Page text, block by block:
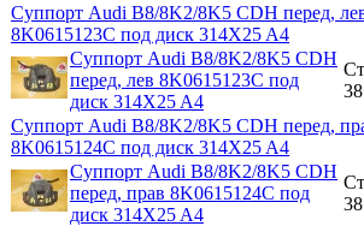
Суппорт Audi B8/8K2/8K5 CDH перед,
8K0615123C под диск 314X25 A4
Суппорт Audi B8/8K2/8K5 CDH
перед, лев 8K0615123C под
диск 314X25 A4
Суппорт Audi B8/8K2/8K5 CDH перед,
8K0615124C под диск 314X25 A4
Суппорт Audi B8/8K2/8K5 CDH
перед, прав 8K0615124C под
диск 314X25 A4